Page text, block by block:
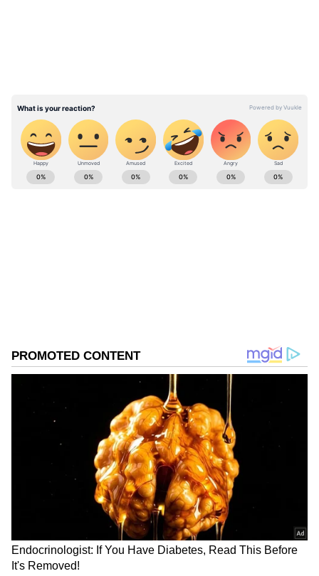
ABOUT THE AUTHOR
DOWNLOAD APP